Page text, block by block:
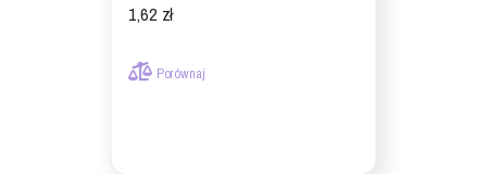
1,62 zł
Porównaj